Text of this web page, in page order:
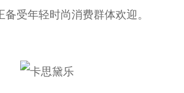
备受年轻时尚消费群体欢迎。